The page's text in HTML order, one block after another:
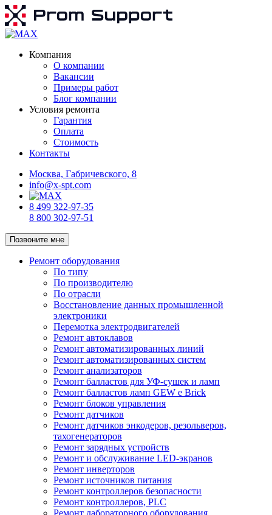
Компания
О компании
Вакансии
Примеры работ
Блог компании
Условия ремонта
Гарантия
Оплата
Стоимость
Контакты
Москва, Габричевского, 8
info@x-spt.com
8 499 322-97-35
8 800 302-97-51
Позвоните мне
Ремонт оборудования
По типу
По производителю
По отрасли
Восстановление данных промышленной
электроники
Перемотка электродвигателей
Ремонт автоклавов
Ремонт автоматизированных линий
Ремонт автоматизированных систем
Ремонт анализаторов
Ремонт балластов для УФ-сушек и ламп
Ремонт балластов ламп GEW e Brick
Ремонт блоков управления
Ремонт датчиков
Ремонт датчиков энкодеров, резольверов,
тахогенераторов
Ремонт зарядных устройств
Ремонт и обслуживание LED-экранов
Ремонт инверторов
Ремонт источников питания
Ремонт контроллеров безопасности
Ремонт контроллеров, PLC
Ремонт лабораторного оборудования